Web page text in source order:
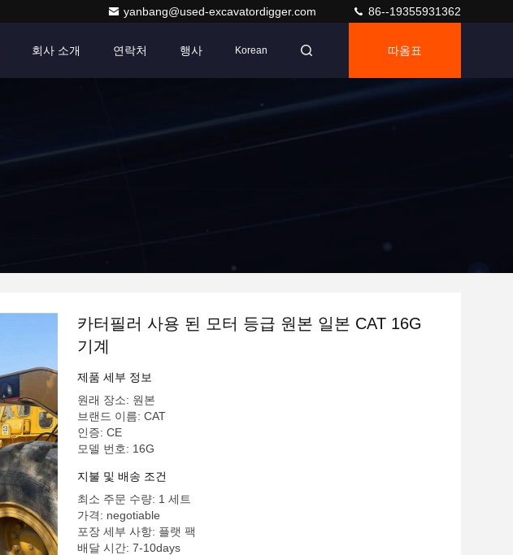
yanbang@used-excavatordigger.com 86--19355931362
회사 소개 연락처 행사 Korean 따옴표
카터필러 사용 된 모터 등급 원본 일본 CAT 16G
기계
제품 세부 정보
원래 장소: 원본
브랜드 이름: CAT
인증: CE
모델 번호: 16G
지불 및 배송 조건
최소 주문 수량: 1 세트
가격: negotiable
포장 세부 사항: 플랫 팩
배달 시간: 7-10days